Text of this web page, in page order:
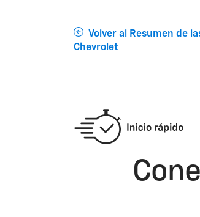
Volver al Resumen de
Chevrolet